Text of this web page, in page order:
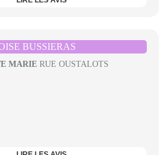
BUSSIERAS
MARIE RUE OUSTALOTS